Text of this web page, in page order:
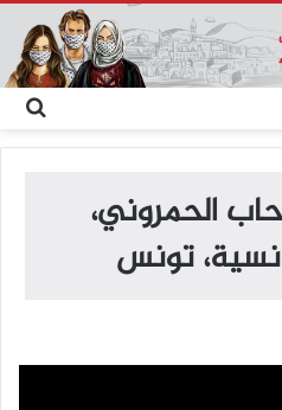
عن
رحاب الحمروني،
تونس